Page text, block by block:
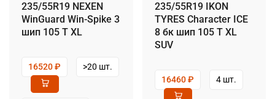
235/55R19 NEXEN
WinGuard Win-Spike 3
шип 105 T XL
16520₽ >20 шт.
235/55R19 IKON
TYRES Character ICE
8 бк шип 105 T XL
SUV
16460₽ 4 шт.